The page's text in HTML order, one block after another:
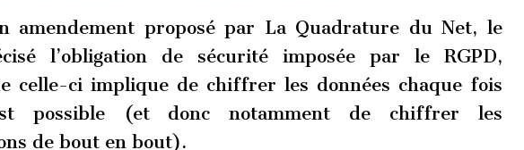
amendement proposé par La Quadrature du Net, le
l’obligation de sécurité imposée par le RGPD,
celle-ci implique de chiffrer les données chaque fois
possible (et donc notamment de chiffrer les
de bout en bout).